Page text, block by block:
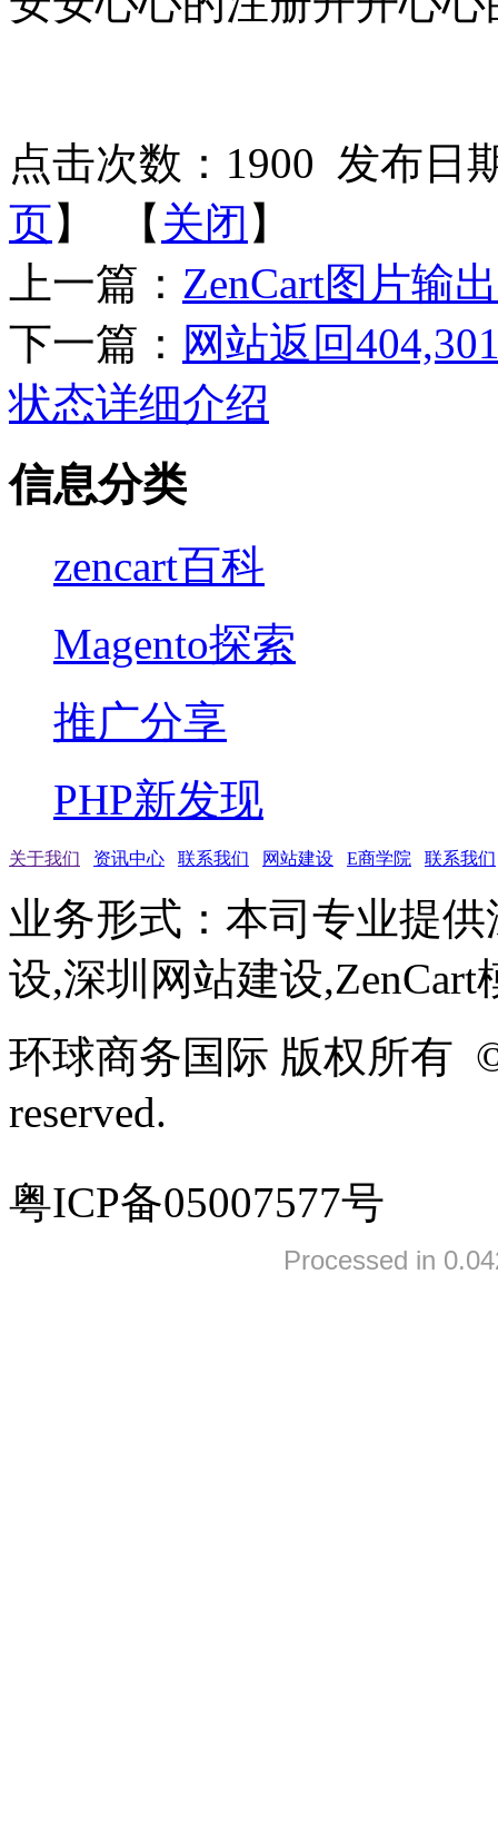
点击次数： 1900 发布日
页】 【 关闭 】
上一篇： ZenCart图片输
下一篇： 网站返回
状态详细介绍
信息分类
zencart百科
Magento探索
推广分享
PHP新发现
关于我们 资讯中心 联系我们 网站建设 E商学院 联系我们
业务形式：本司专业提
设,深圳网站建设,ZenCart
环球商务国际 版权所有
reserved.
粤ICP备05007577号
Processed in